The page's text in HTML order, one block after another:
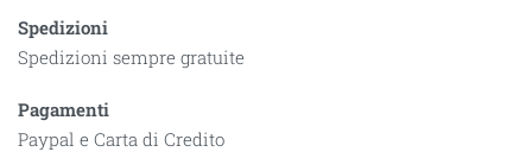
Spedizioni
Spedizioni sempre gratuite
Pagamenti
Paypal e Carta di Credito